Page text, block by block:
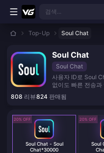
본문으로 바로가기
검색...
Top-Up Soul Chat
Soul Chat
Soul Chat
사용자 ID로 Soul
없이도 빠른 전송
808 리뷰824 판매됨
20% OFF
Soul Chat - Soul
Chat*30000
20% OFF
Soul